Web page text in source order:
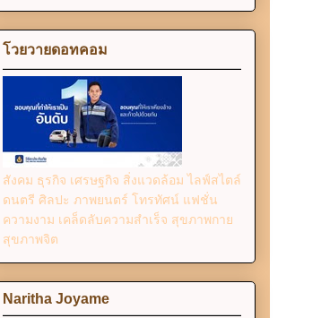
โวยวายดอทคอม
สังคม ธุรกิจ เศรษฐกิจ สิ่งแวดล้อม ไลฟ์สไตล์
ดนตรี ศิลปะ ภาพยนตร์ โทรทัศน์ แฟชั่น
ความงาม เคล็ดลับความสำเร็จ สุขภาพกาย
สุขภาพจิต
Naritha Joyame